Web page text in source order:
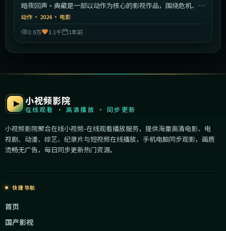
暗夜回声·典藏是一部以动作为核心的影视作品，围绕危机、反
转与人物成长展开，整体节奏紧凑，值得推荐观看。
动作 · 2024· 电影
2.9万
3.1千 1年前
小视频影院
在线观看 · 高清播放 · 同步更新
小视频影院聚合在线小视频-在线观看播放服务，提供海量高清电影、电
视剧、动漫、综艺、纪录片与短视频在线播放，手机电脑同步观影，画质
流畅无广告，每日同步更新热门资源。
快捷导航
首页
国产影视